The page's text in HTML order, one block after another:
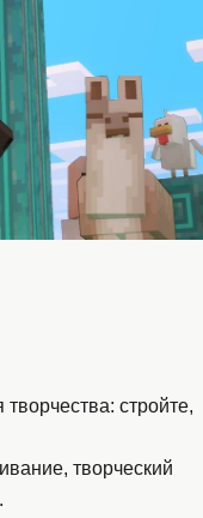
стройте,
творческий